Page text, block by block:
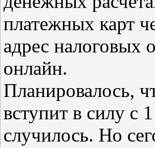
платежных карт
адрес налоговых
онлайн.
Планировалось,
вступит в силу с
случилось. Но